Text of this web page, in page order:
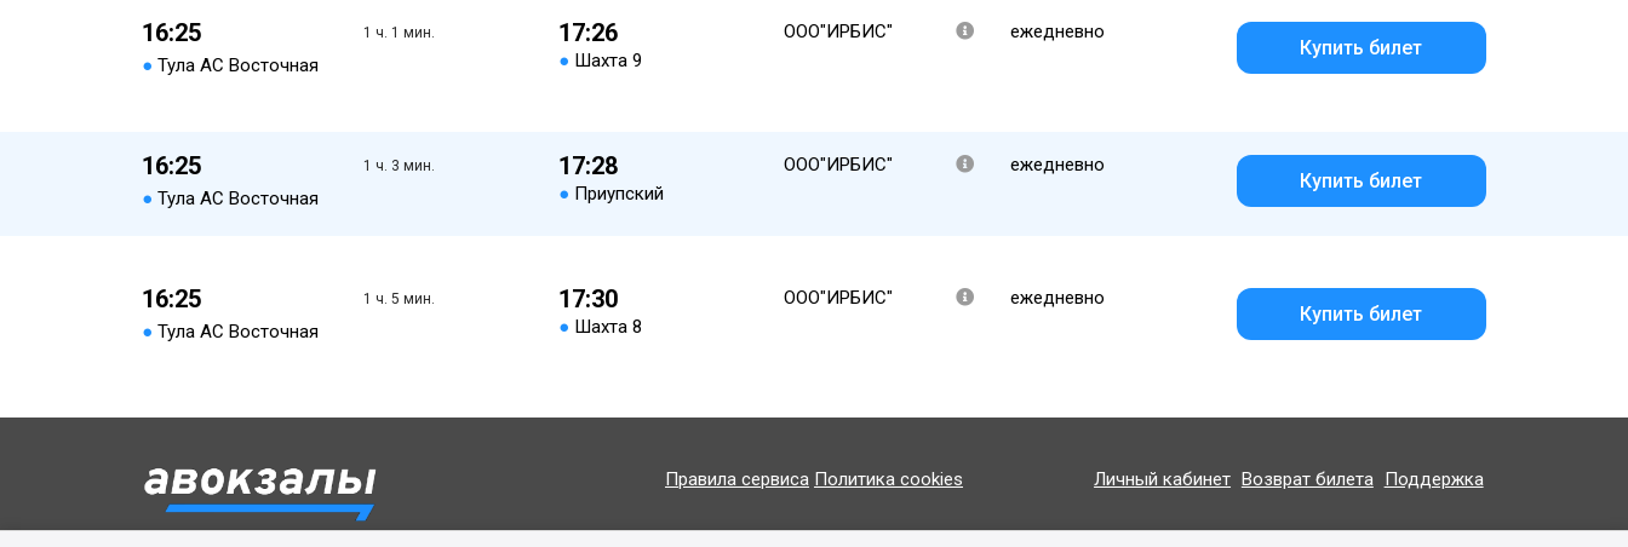
16:25
● Тула АС Восточная
1 ч. 1 мин. 17:26
● Шахта 9
ООО"ИРБИС" ежедневно
Купить билет
16:25
● Тула АС Восточная
1 ч. 3 мин. 17:28
● Приупский
ООО"ИРБИС" ежедневно
Купить билет
16:25
● Тула АС Восточная
1 ч. 5 мин. 17:30
● Шахта 8
ООО"ИРБИС" ежедневно
Купить билет
Правила сервиса Политика cookies Личный кабинет Возврат билета Поддержка